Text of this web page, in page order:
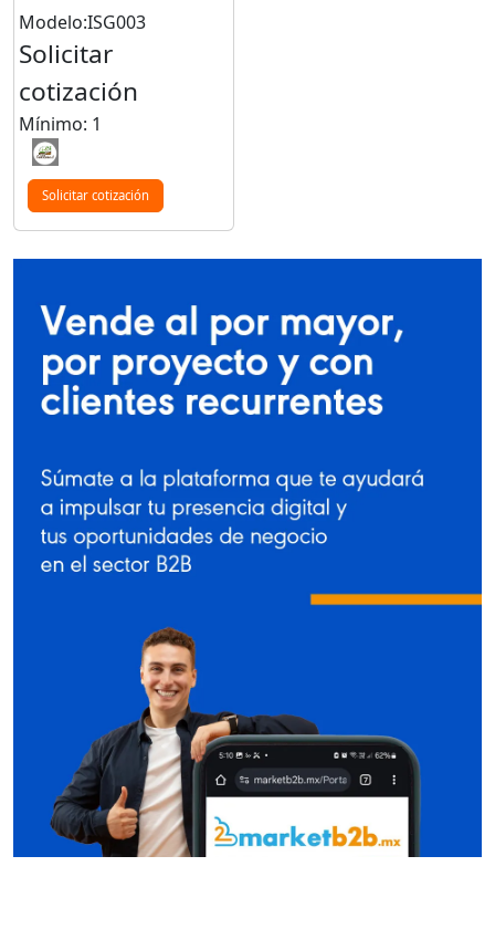
Modelo:ISG003
Solicitar
cotización
Mínimo: 1
Solicitar cotización